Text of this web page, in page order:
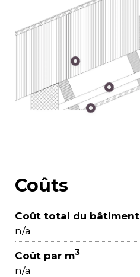
Coûts
Coût total du bâtiment
n/a
Coût par m3
n/a